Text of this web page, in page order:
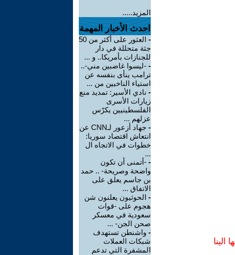
الينا
المزيد.....
احدث الأخبار المهمة
-
العثور على أكثر من 50
جثة متحللة في دار
للجنازات بأمريكا.. و ...
- -ليسوا غاضبين مني-..
ترامب ينأى بنفسه عن
استياء الناخبين من ...
- نادي الأسير: تمديد منع
زيارات الأسرى
الفلسطينيين يكرّس
عزلهم ...
-
جهاد أزعور لـCNN عن
انتعاش اقتصاد سوريا:
خطوات في الاتجاه ال
...
- -أتمنى أن تكون
واضحة وصريحة- .. حمد
بن جاسم يعلق على
الاتفاق ...
- الحوثيون يعلنون شن
هجوم على -قوات
سعودية في معسكر
صحن الجن- ...
- واشنطن تستهدف
شبكات العملات
المشفرة التي تدعم